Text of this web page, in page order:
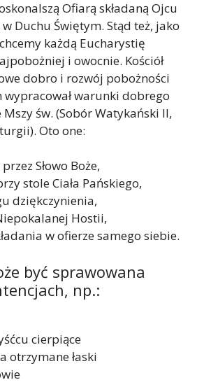
Ofiarą składaną Ojcu
Duchu Świętym. Stąd też, jako
każdą Eucharystię
i owocnie. Kościół
dobro i rozwój pobożności
wypracował warunki dobrego
św. (Sobór Watykański II,
Oto one:
Słowo Boże,
stole Ciała Pańskiego,
dziękczynienia,
Hostii,
w ofierze samego siebie.
być sprawowana
np.:
cierpiące
otrzymane łaski